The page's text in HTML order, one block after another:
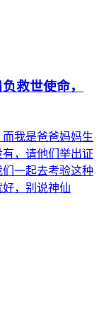
救世使命，
我是爸爸妈妈生
，请他们举出证
一起去考验这种
，别说神仙